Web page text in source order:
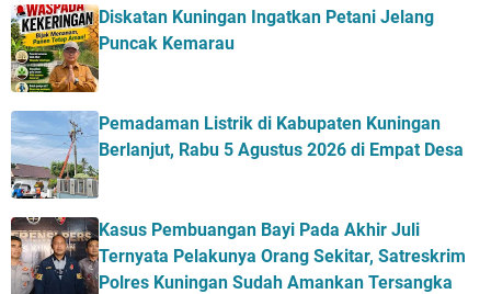
Diskatan Kuningan Ingatkan Petani Jelang
Puncak Kemarau
Pemadaman Listrik di Kabupaten Kuningan
Berlanjut, Rabu 5 Agustus 2026 di Empat Desa
Kasus Pembuangan Bayi Pada Akhir Juli
Ternyata Pelakunya Orang Sekitar, Satreskrim
Polres Kuningan Sudah Amankan Tersangka